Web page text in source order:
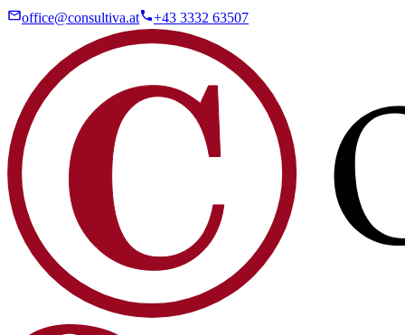
office@consultiva.at +43 3332 63507